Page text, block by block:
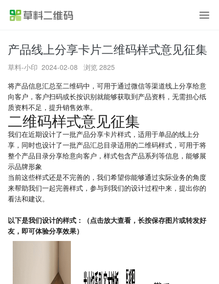
首页
产品功能
应用方案
行业案例
价格
帮助中心
关于草料
微信小程序体验感更佳，使用全部功能请前往电脑端
产品线上分享卡片二维码样式意见征集
草料-小印 2024-02-08 浏览 2825
将产品信息汇总至二维码中，可用于通过微信等渠道线上分享给意
向客户，客户扫码或长按识别就能够获取到产品资料，无需担心纸
质资料不足，提升销售效率。
二维码样式意见征集
我们在近期设计了一批产品分享卡片样式，适用于单品的线上分
享，同时也设计了一批产品汇总目录适用的二维码样式，可用于将
整个产品目录分享给意向客户，样式包含产品系列等信息，能够展
示品牌形象
当前这些样式还是不完善的，我们希望你能够通过实际业务的角度
来帮助我们一起完善样式，参与到我们的设计过程中来，提出你的
看法和建议。
以下是我们设计的样式：（点击放大查看，长按保存图片或转发好
友，即可体验分享效果）